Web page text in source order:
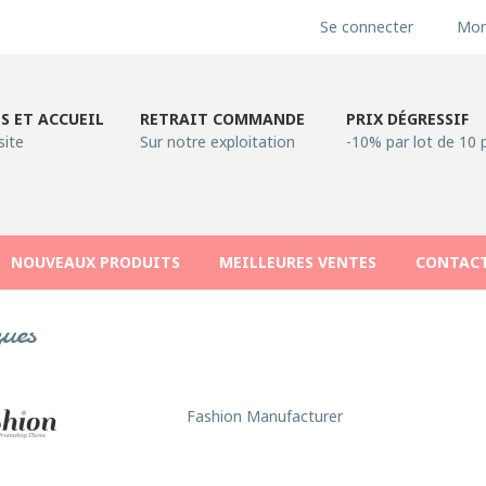
Se connecter
ET ACCUEIL
RETRAIT COMMANDE
Sur notre exploitation
PRIX DÉGRESSIF
-10% par lot de 10
NOUVEAUX PRODUITS MEILLEURES VENTES
Fashion Manufacturer